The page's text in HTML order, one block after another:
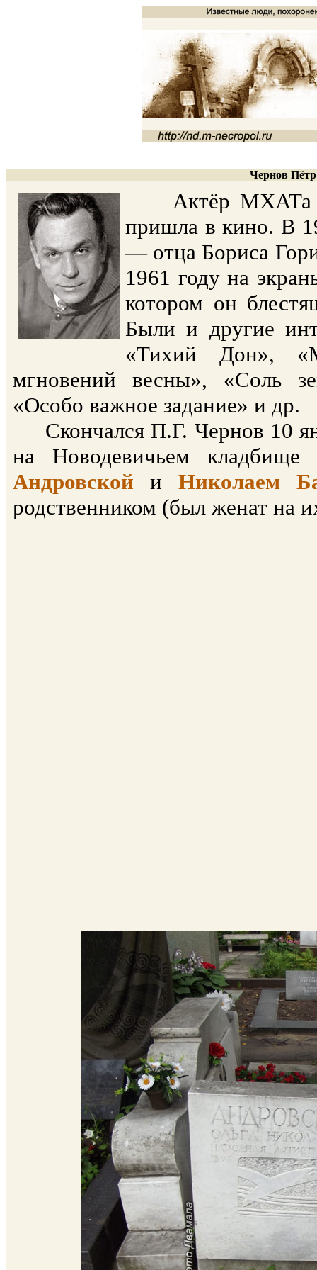
Чернов Пётр
Актёр МХАТа (с
пришла в кино. В
— отца Бориса
1961 году на
котором он
Были и другие
«Тихий Дон»,
мгновений весны», «Соль
«Особо важное задание» и др.
Скончался П.Г. Чернов 10
на Новодевичьем
Андровской и Николаем
родственником (был женат на